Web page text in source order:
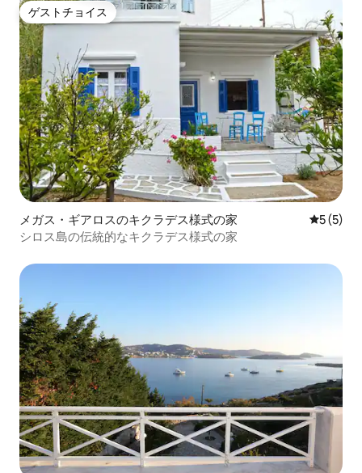
ゲストチョイス
ゲストチョイス
メガス・ギアロスのキクラデス様式の家 レビュー
5 (5)
シロス島の伝統的なキクラデス様式の家